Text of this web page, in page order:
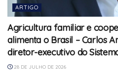
ARTIGO
Agricultura familiar e
alimenta o Brasil – Carlos
diretor-executivo do
28 DE JULHO DE 2026